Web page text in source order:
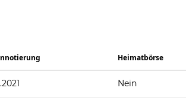
Heimatbörse
Nein